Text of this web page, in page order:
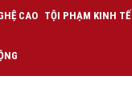
CAO TỘI PHẠM KINH TẾ